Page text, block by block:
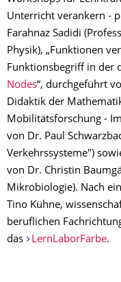
Unterricht verankern -
Farahnaz Sadidi
Physik), „Funktionen
Funktionsbegriff in der
Nodes“, durchgeführt
Didaktik der
Mobilitätsforschung -
von Dr. Paul
Verkehrssysteme")
von Dr. Christin
Mikrobiologie). Nach
Tino Kühne,
beruflichen
das
LernLaborFarbe.